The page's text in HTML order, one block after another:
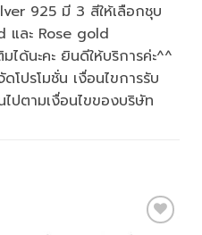
925 มี 3 สีให้เลือกชุบ
และ Rose gold
ด้นะคะ ยินดีให้บริการค่ะ^^
โปรโมชั่น เงื่อนไขการรับ
ไปตามเงื่อนไขของบริษัท